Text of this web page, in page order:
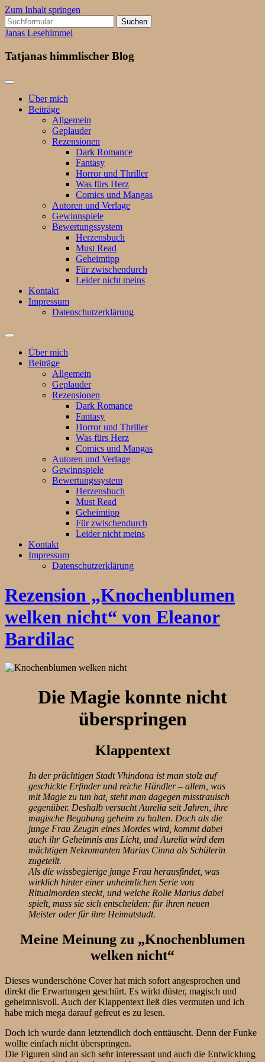
Zum Inhalt springen
Suchen
nach:
Janas Lesehimmel
Tatjanas himmlischer Blog
Über mich
Beiträge
Allgemein
Geplauder
Rezensionen
Dark Romance
Fantasy
Horror und Thriller
Was fürs Herz
Comics und Mangas
Autoren und Verlage
Gewinnspiele
Bewertungssystem
Herzensbuch
Must Read
Geheimtipp
Für zwischendurch
Leider nicht meins
Kontakt
Impressum
Datenschutzerklärung
Suchfeld
ein-/ausblenden
Über mich
Beiträge
Allgemein
Geplauder
Rezensionen
Dark Romance
Fantasy
Horror und Thriller
Was fürs Herz
Comics und Mangas
Autoren und Verlage
Gewinnspiele
Bewertungssystem
Herzensbuch
Must Read
Geheimtipp
Für zwischendurch
Leider nicht meins
Kontakt
Impressum
Datenschutzerklärung
Rezension „Knochenblumen
welken nicht“ von Eleanor
Bardilac
Die Magie konnte nicht
überspringen
Klappentext
In der prächtigen Stadt Vhindona ist man stolz auf
geschickte Erfinder und reiche Händler – allem, was
mit Magie zu tun hat, steht man dagegen misstrauisch
gegenüber. Deshalb versucht Aurelia seit Jahren, ihre
magische Begabung geheim zu halten. Doch als die
junge Frau Zeugin eines Mordes wird, kommt dabei
auch ihr Geheimnis ans Licht, und Aurelia wird dem
mächtigen Nekromanten Marius Cinna als Schülerin
zugeteilt.
Als die wissbegierige junge Frau herausfindet, was
wirklich hinter einer unheimlichen Serie von
Ritualmorden steckt, und welche Rolle Marius dabei
spielt, muss sie sich entscheiden: für ihren neuen
Meister oder für ihre Heimatstadt.
Meine Meinung zu „Knochenblumen
welken nicht“
Dieses wunderschöne Cover hat mich sofort angesprochen und
direkt die Erwartungen geschürt. Es wirkt düster, magisch und
geheimnisvoll. Auch der Klappentext ließ dies vermuten und ich
habe mich mega darauf gefreut es zu lesen.
Doch ich wurde dann letztendlich doch enttäuscht. Denn der Funke
wollte einfach nicht überspringen.
Die Figuren sind an sich sehr interessant und auch die Entwicklung